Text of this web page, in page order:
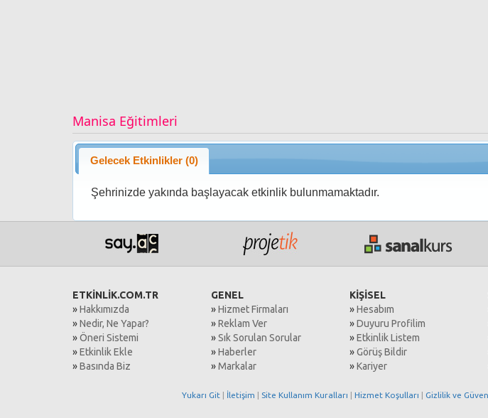
Manisa Eğitimleri
Gelecek Etkinlikler (0)
Şehrinizde yakında başlayacak etkinlik bulunmamaktadır.
ETKİNLİK.COM.TR
»Hakkımızda
»Nedir, Ne Yapar?
»Öneri Sistemi
»Etkinlik Ekle
»Basında Biz
GENEL
»Hizmet Firmaları
»Reklam Ver
»Sık Sorulan Sorular
»Haberler
»Markalar
KİŞİSEL
»Hesabım
»Duyuru Profilim
»Etkinlik Listem
»Görüş Bildir
»Kariyer
Yukarı Git| İletişim Site Kullanım Kuralları Hizmet Koşulları Gizlilik ve